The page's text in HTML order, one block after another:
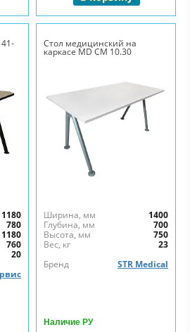
1180
780
1180
760
20
Стол медицинский на
каркасе MD СМ 10.30
Ширина, мм
1400
Глубина, мм
700
Высота, мм
750
Вес, кг
23
Бренд
STR Medical
Наличие РУ